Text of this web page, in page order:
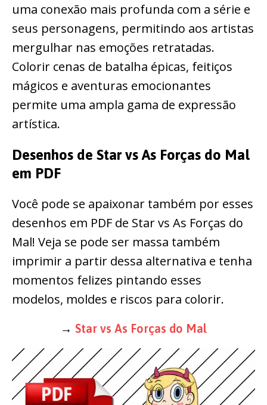
uma conexão mais profunda com a série e
seus personagens, permitindo aos artistas
mergulhar nas emoções retratadas.
Colorir cenas de batalha épicas, feitiços
mágicos e aventuras emocionantes
permite uma ampla gama de expressão
artística.
Desenhos de Star vs As Forças do Mal
em PDF
Você pode se apaixonar também por esses
desenhos em PDF de Star vs As Forças do
Mal! Veja se pode ser massa também
imprimir a partir dessa alternativa e tenha
momentos felizes pintando esses
modelos, moldes e riscos para colorir.
→ Star vs As Forças do Mal